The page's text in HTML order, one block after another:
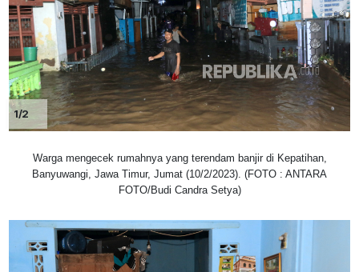
1/2
Warga mengecek rumahnya yang terendam banjir di Kepatihan,
Banyuwangi, Jawa Timur, Jumat (10/2/2023). (FOTO : ANTARA
FOTO/Budi Candra Setya)